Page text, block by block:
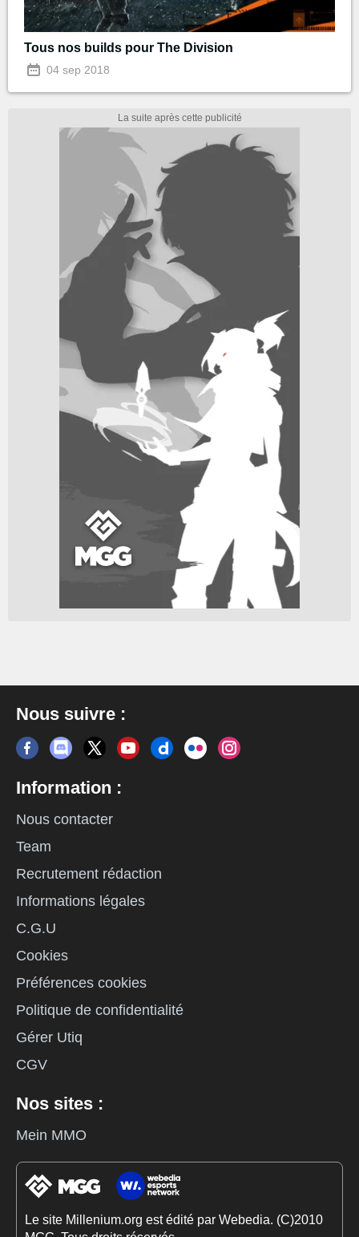
Tous nos builds pour The Division
04 sep 2018
Nous suivre :
Information :
Nous contacter
Team
Recrutement rédaction
Informations légales
C.G.U
Cookies
Préférences cookies
Politique de confidentialité
Gérer Utiq
CGV
Nos sites :
Mein MMO
Le site Millenium.org est édité par Webedia. (C)2010